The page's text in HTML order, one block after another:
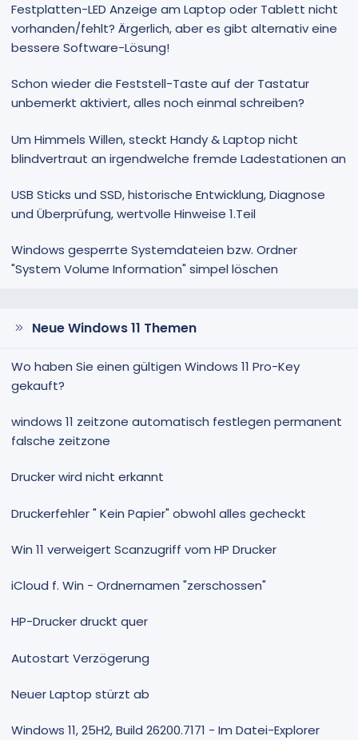
Festplatten-LED Anzeige am Laptop oder Tablett nicht
vorhanden/fehlt? Ärgerlich, aber es gibt alternativ eine
bessere Software-Lösung!
Schon wieder die Feststell-Taste auf der Tastatur
unbemerkt aktiviert, alles noch einmal schreiben?
Um Himmels Willen, steckt Handy & Laptop nicht
blindvertraut an irgendwelche fremde Ladestationen an
USB Sticks und SSD, historische Entwicklung, Diagnose
und Überprüfung, wertvolle Hinweise 1.Teil
Windows gesperrte Systemdateien bzw. Ordner
"System Volume Information" simpel löschen
Neue Windows 11 Themen
Wo haben Sie einen gültigen Windows 11 Pro-Key
gekauft?
windows 11 zeitzone automatisch festlegen permanent
falsche zeitzone
Drucker wird nicht erkannt
Druckerfehler " Kein Papier" obwohl alles gecheckt
Win 11 verweigert Scanzugriff vom HP Drucker
iCloud f. Win - Ordnernamen "zerschossen"
HP-Drucker druckt quer
Autostart Verzögerung
Neuer Laptop stürzt ab
Windows 11, 25H2, Build 26200.7171 - Im Datei-Explorer